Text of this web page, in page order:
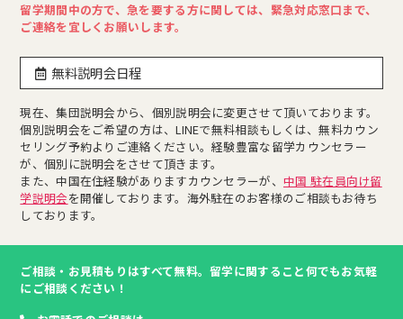
留学期間中の方で、急を要する方に関しては、緊急対応窓口まで、
ご連絡を宜しくお願いします。
無料説明会日程
現在、集団説明会から、個別説明会に変更させて頂いております。
個別説明会をご希望の方は、LINEで無料相談もしくは、無料カウン
セリング予約よりご連絡ください。経験豊富な留学カウンセラー
が、個別に説明会をさせて頂きます。
また、中国在住経験がありますカウンセラーが、 中国 駐在員向け留
学説明会を開催しております。海外駐在のお客様のご相談もお待ち
しております。
ご相談・お見積もりはすべて無料。留学に関すること何でもお気軽
にご相談ください！